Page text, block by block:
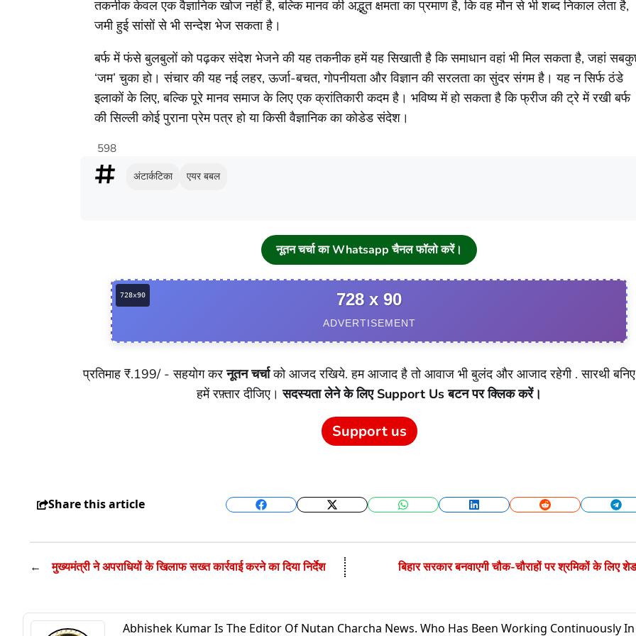
तकनीक केवल एक वैज्ञानिक खोज नहीं है, बल्कि मानव की अद्भुत क्षमता का प्रमाण है, कि वह मौन से भी शब्द निकाल लेता है,
जमी हुई सांसों से भी सन्देश भेज सकता है।
बर्फ में फंसे बुलबुलों को पढ़कर संदेश भेजने की यह तकनीक हमें यह सिखाती है कि समाधान वहां भी मिल सकता है, जहां
‘जम’ चुका हो। संचार की यह नई लहर, ऊर्जा-बचत, गोपनीयता और विज्ञान की सरलता का सुंदर संगम है। यह न सिर्फ ठंडे
इलाकों के लिए, बल्कि पूरे मानव समाज के लिए एक क्रांतिकारी कदम है। भविष्य में हो सकता है कि फ्रीज की ट्रे में रखी बर्फ
की सिल्ली कोई पुराना प्रेम पत्र हो या किसी वैज्ञानिक का कोडेड संदेश।
598
अंटार्कटिका एयर बबल
नूतन चर्चा का Whatsapp चैनल फॉलो करें।
728 x 90
ADVERTISEMENT
प्रतिमाह ₹.199/ - सहयोग करनूतन चर्चाको आजद रखिये. हम आजाद है तो आवाज भी बुलंद और आजाद रहेगी . सारथी
हमें रफ़्तार दीजिए।सदस्यता लेने के लिए Support Us बटन पर क्लिक करें।
Support us
Share this article
Facebook Twitter WhatsApp LinkedIn Reddit
← मुख्यमंत्री ने अपराधियों के खिलाफ सख्त कार्रवाई करने का दिया निर्देश बिहार सरकार बनवाएगी चौक-चौराहों पर श्रमिकों के लिए शेड
Abhishek Kumar Is The Editor Of Nutan Charcha News. Who Has Been Working Continuously In